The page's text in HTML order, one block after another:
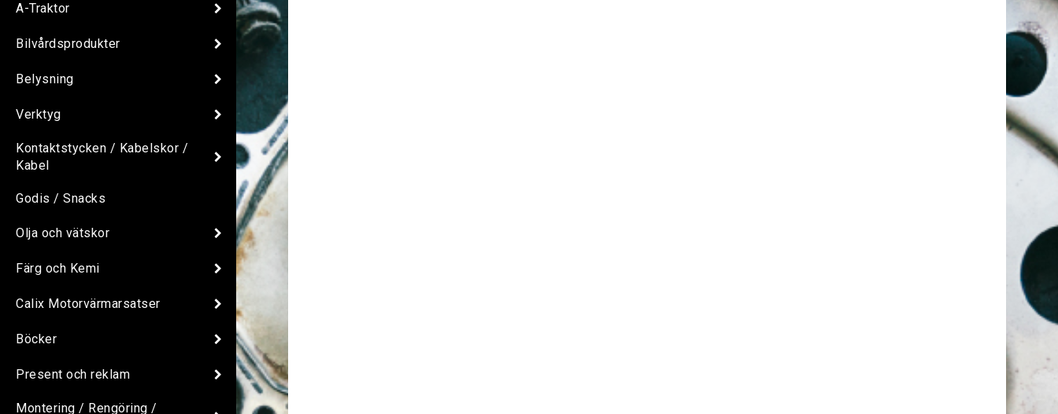
A-Traktor
Bilvårdsprodukter
Belysning
Verktyg
Kontaktstycken / Kabelskor /
Kabel
Godis / Snacks
Olja och vätskor
Färg och Kemi
Calix Motorvärmarsatser
Böcker
Present och reklam
Montering / Rengöring /